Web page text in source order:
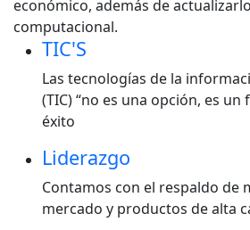
económico, además de
computacional.
TIC'S
Las tecnologías de la
(TIC) “no es una opción, es
éxito
Liderazgo
Contamos con el respaldo de
mercado y productos de alta